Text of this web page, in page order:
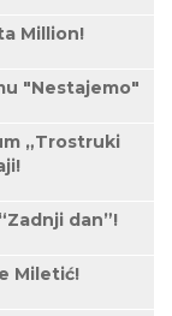
Million!
"Nestajemo"
„Trostruki
dan”!
Miletić!